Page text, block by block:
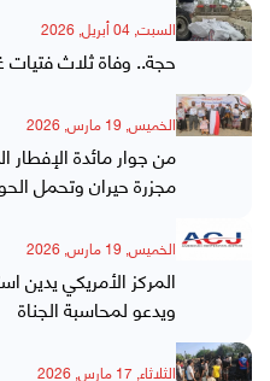
السبت, 04 أبريل, 2026
حجة.. وفاة ثلاث فتيات
الخميس, 19 مارس, 2026
من جوار مائدة
مجزرة حيران وتحمل
الخميس, 19 مارس, 2026
المركز الأمريكي يدين
ويدعو لمحاسبة الجناة
الثلاثاء, 17 مارس, 2026